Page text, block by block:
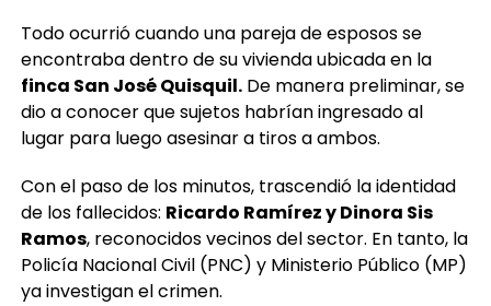
Todo ocurrió cuando una pareja de esposos se
encontraba dentro de su vivienda ubicada en la
finca San José Quisquil.De manera preliminar, se
dio a conocer que sujetos habrían ingresado al
lugar para luego asesinar a tiros a ambos.
Con el paso de los minutos, trascendió la identidad
de los fallecidos: Ricardo Ramírez y Dinora Sis
Ramos, reconocidos vecinos del sector. En tanto, la
Policía Nacional Civil (PNC) y Ministerio Público (MP)
ya investigan el crimen.